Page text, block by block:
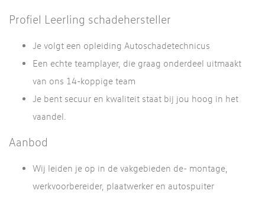
Profiel Leerling schadehersteller
Je volgt een opleiding Autoschadetechnicus
Een echte teamplayer, die graag onderdeel uitmaakt
van ons 14-koppige team
Je bent secuur en kwaliteit staat bij jou hoog in het
vaandel.
Aanbod
Wij leiden je op in de vakgebieden de- montage,
werkvoorbereider, plaatwerker en autospuiter